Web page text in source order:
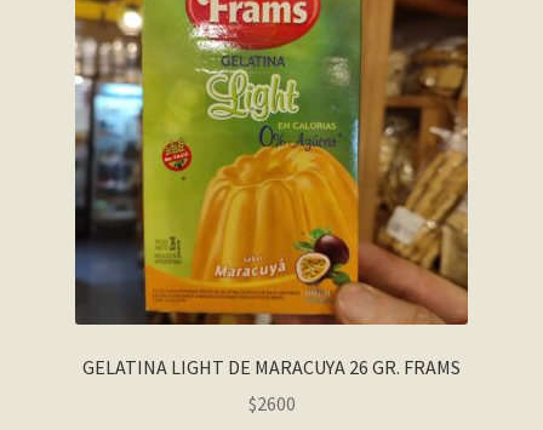
GELATINA LIGHT DE MARACUYA 26 GR. FRAMS
$2600